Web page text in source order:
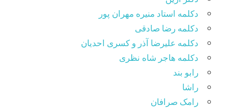
دکلمه استاد منیره مهران پور
دکلمه رضا صادقی
دکلمه علیرضا آذر و کسری احدیان
دکلمه هاجر شاه نظری
رابو بند
راشا
رامک صرافان